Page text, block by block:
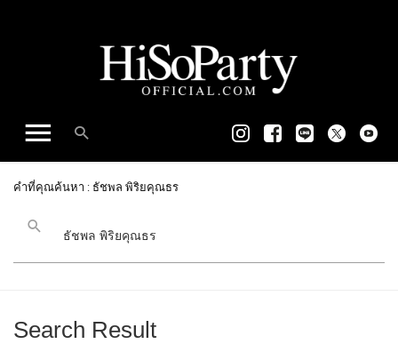
คำที่คุณค้นหา : ธัชพล พิริยคุณธร
Search Result